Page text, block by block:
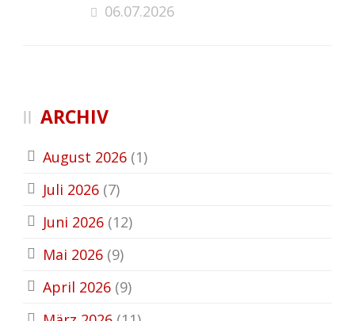
06.07.2026
ARCHIV
August 2026 (1)
Juli 2026 (7)
Juni 2026 (12)
Mai 2026 (9)
April 2026 (9)